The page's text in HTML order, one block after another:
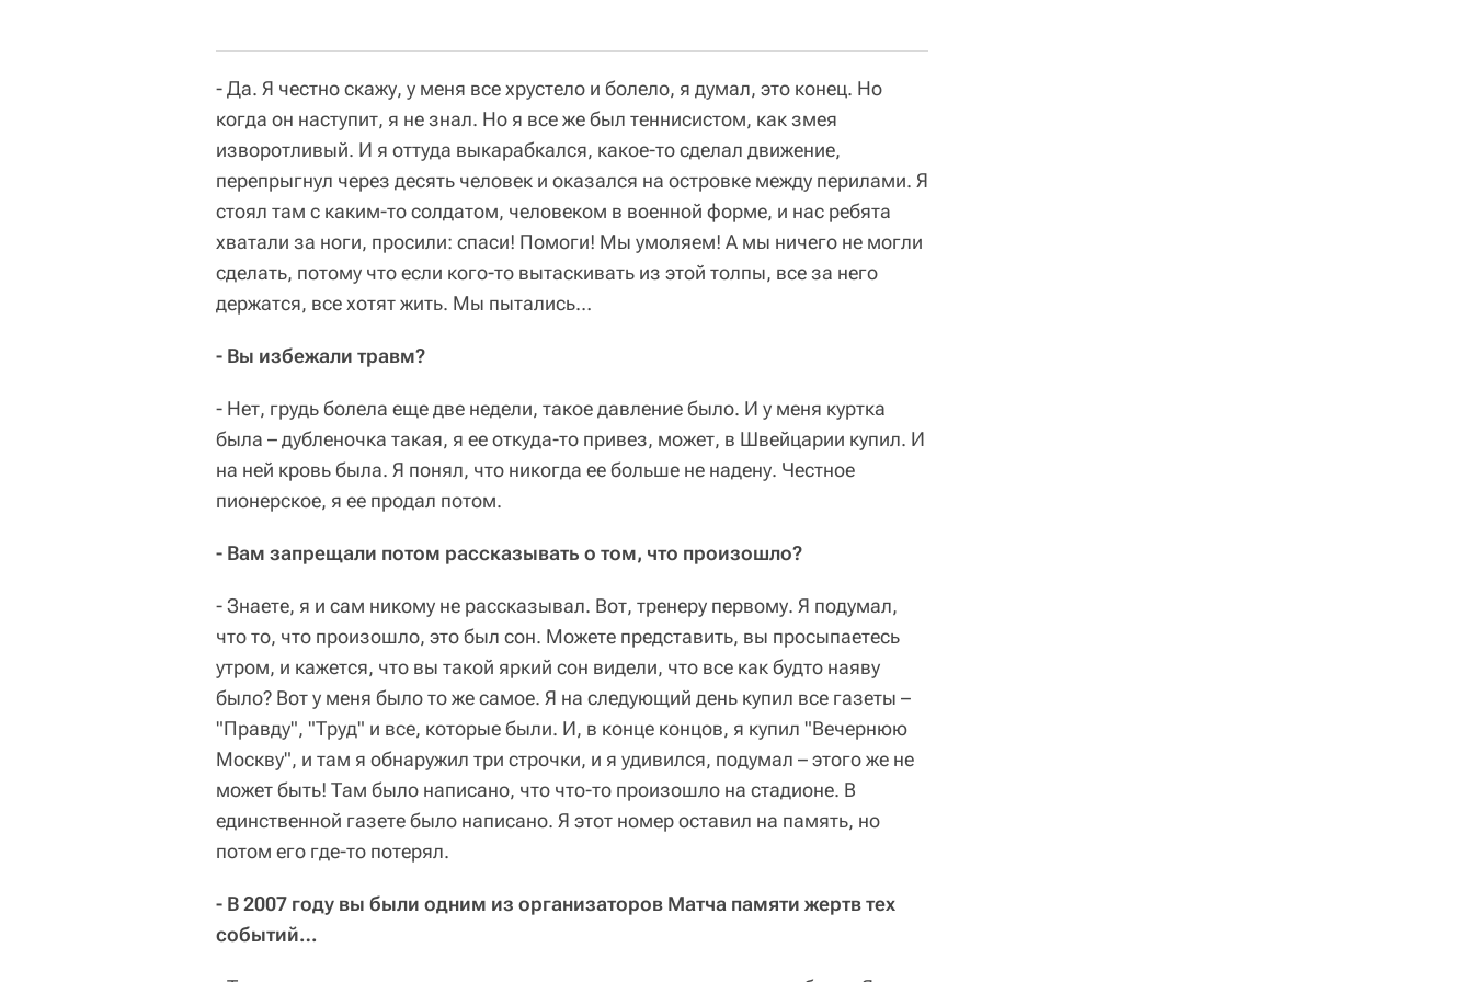
- Да. Я честно скажу, у меня все хрустело и болело, я думал, это конец. Но
когда он наступит, я не знал. Но я все же был теннисистом, как змея
изворотливый. И я оттуда выкарабкался, какое-то сделал движение,
перепрыгнул через десять человек и оказался на островке между перилами. Я
стоял там с каким-то солдатом, человеком в военной форме, и нас ребята
хватали за ноги, просили: спаси! Помоги! Мы умоляем! А мы ничего не могли
сделать, потому что если кого-то вытаскивать из этой толпы, все за него
держатся, все хотят жить. Мы пытались…
- Вы избежали травм?
- Нет, грудь болела еще две недели, такое давление было. И у меня куртка
была – дубленочка такая, я ее откуда-то привез, может, в Швейцарии купил. И
на ней кровь была. Я понял, что никогда ее больше не надену. Честное
пионерское, я ее продал потом.
- Вам запрещали потом рассказывать о том, что произошло?
- Знаете, я и сам никому не рассказывал. Вот, тренеру первому. Я подумал,
что то, что произошло, это был сон. Можете представить, вы просыпаетесь
утром, и кажется, что вы такой яркий сон видели, что все как будто наяву
было? Вот у меня было то же самое. Я на следующий день купил все газеты –
"Правду", "Труд" и все, которые были. И, в конце концов, я купил "Вечернюю
Москву", и там я обнаружил три строчки, и я удивился, подумал – этого же не
может быть! Там было написано, что что-то произошло на стадионе. В
единственной газете было написано. Я этот номер оставил на память, но
потом его где-то потерял.
- В 2007 году вы были одним из организаторов Матча памяти жертв тех
событий…